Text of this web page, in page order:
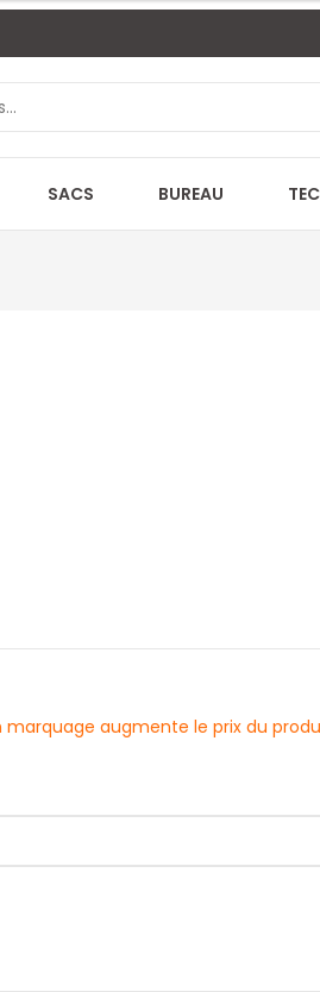
SACS BUREAU
augmente le prix du